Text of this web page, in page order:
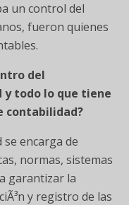
un control del
fueron quienes
del
todo lo que tiene
contabilidad?
encarga de
normas, sistemas
garantizar la
y registro de las